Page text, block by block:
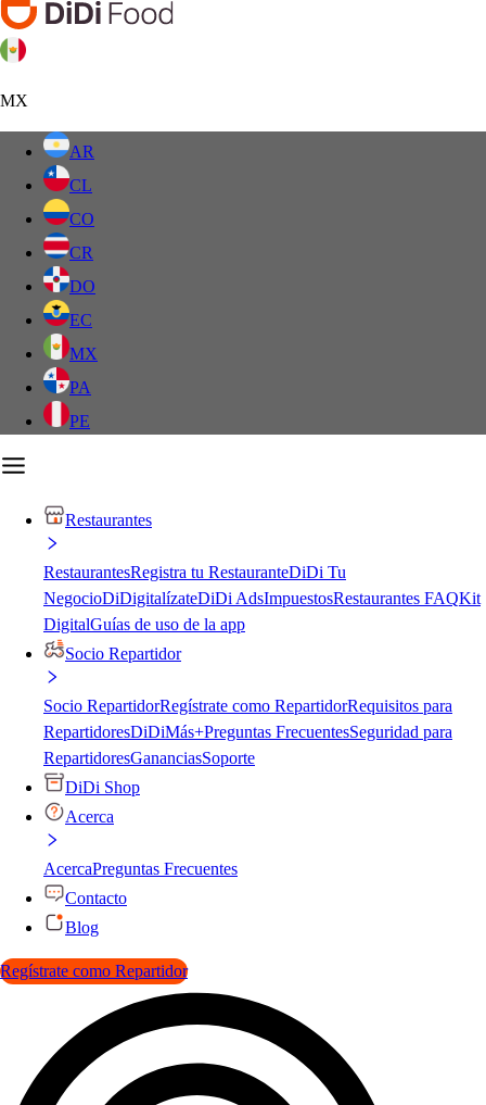
MX
AR
CL
CO
CR
DO
EC
MX
PA
PE
Restaurantes
RestaurantesRegistra tu RestauranteDiDi Tu
NegocioDiDigitalízateDiDi AdsImpuestosRestaurantes FAQKit
DigitalGuías de uso de la app
Socio Repartidor
Socio RepartidorRegístrate como RepartidorRequisitos para
RepartidoresDiDiMás+Preguntas FrecuentesSeguridad para
RepartidoresGananciasSoporte
DiDi Shop
Acerca
AcercaPreguntas Frecuentes
Contacto
Blog
Regístrate como Repartidor